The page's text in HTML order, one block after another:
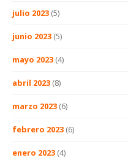
julio 2023 (5)
junio 2023 (5)
mayo 2023 (4)
abril 2023 (8)
marzo 2023 (6)
febrero 2023 (6)
enero 2023 (4)